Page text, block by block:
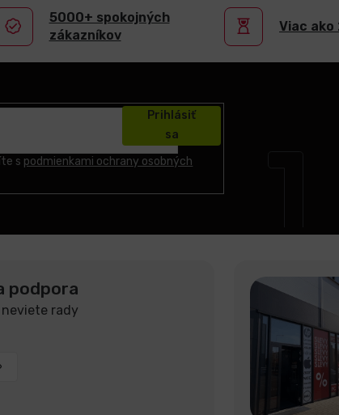
5000+ spokojných
zákazníkov
Viac
s podmienkami ochrany osobných
Prihlásiť
sa
podpora
rady